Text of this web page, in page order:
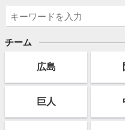
チーム
広島
巨人